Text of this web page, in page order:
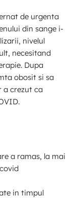
de urgenta
din sange i-
nivelul
necesitand
Dupa
obosit si sa
a crezut ca
a ramas, la mai
in timpul